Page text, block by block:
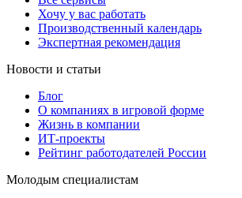
Хочу у вас работать
Производственный календарь
Экспертная рекомендация
Новости и статьи
Блог
О компаниях в игровой форме
Жизнь в компании
ИТ-проекты
Рейтинг работодателей России
Молодым специалистам